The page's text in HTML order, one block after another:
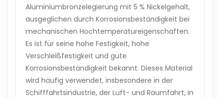
Aluminiumbronzelegierung mit 5 % Nickelgehalt,
ausgeglichen durch Korrosionsbeständigkeit bei
mechanischen Hochtemperatureigenschaften.
Es ist für seine hohe Festigkeit, hohe
Verschleißfestigkeit und gute
Korrosionsbeständigkeit bekannt. Dieses Material
wird häufig verwendet, insbesondere in der
Schifffahrtsindustrie, der Luft- und Raumfahrt, in